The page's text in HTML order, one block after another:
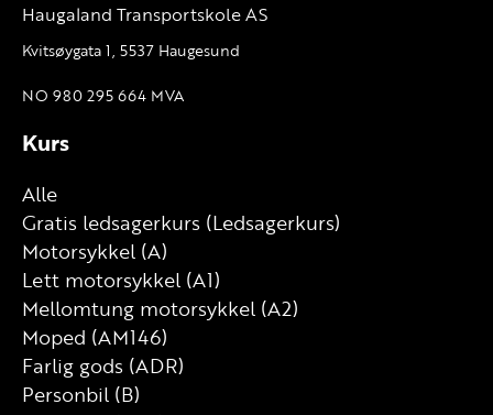
Haugaland Transportskole AS
Kvitsøygata 1, 5537 Haugesund
NO 980 295 664 MVA
Kurs
Alle
Gratis ledsagerkurs (Ledsagerkurs)
Motorsykkel (A)
Lett motorsykkel (A1)
Mellomtung motorsykkel (A2)
Moped (AM146)
Farlig gods (ADR)
Personbil (B)